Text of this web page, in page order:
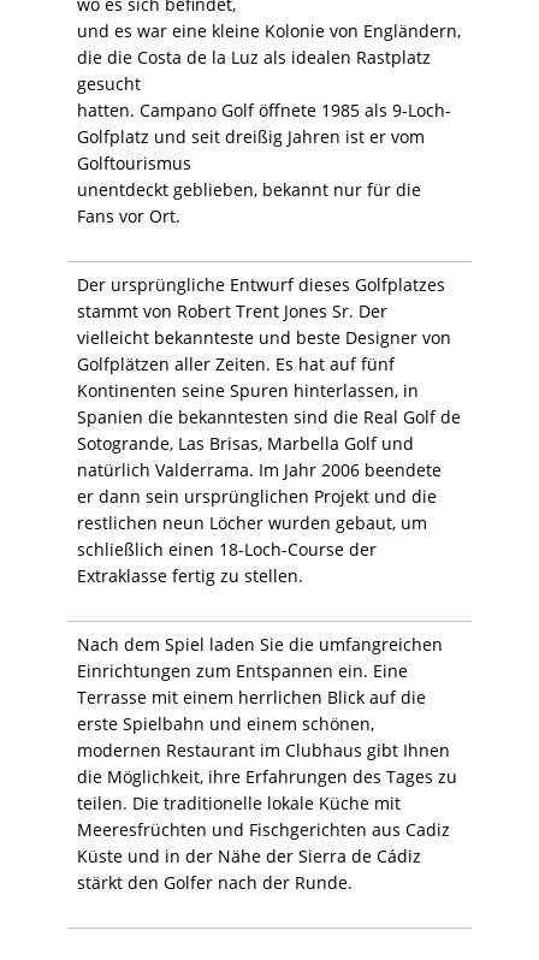
und es war eine kleine Kolonie von Engländern,
die die Costa de la Luz als idealen Rastplatz
gesucht
hatten. Campano Golf öffnete 1985 als 9-Loch-
Golfplatz und seit dreißig Jahren ist er vom
Golftourismus
unentdeckt geblieben, bekannt nur für die
Fans vor Ort.
Der ursprüngliche Entwurf dieses Golfplatzes
stammt von Robert Trent Jones Sr. Der
vielleicht bekannteste und beste Designer von
Golfplätzen aller Zeiten. Es hat auf fünf
Kontinenten seine Spuren hinterlassen, in
Spanien die bekanntesten sind die Real Golf de
Sotogrande, Las Brisas, Marbella Golf und
natürlich Valderrama. Im Jahr 2006 beendete
er dann sein ursprünglichen Projekt und die
restlichen neun Löcher wurden gebaut, um
schließlich einen 18-Loch-Course der
Extraklasse fertig zu stellen.
Nach dem Spiel laden Sie die umfangreichen
Einrichtungen zum Entspannen ein. Eine
Terrasse mit einem herrlichen Blick auf die
erste Spielbahn und einem schönen,
modernen Restaurant im Clubhaus gibt Ihnen
die Möglichkeit, ihre Erfahrungen des Tages zu
teilen. Die traditionelle lokale Küche mit
Meeresfrüchten und Fischgerichten aus Cadiz
Küste und in der Nähe der Sierra de Cádiz
stärkt den Golfer nach der Runde.